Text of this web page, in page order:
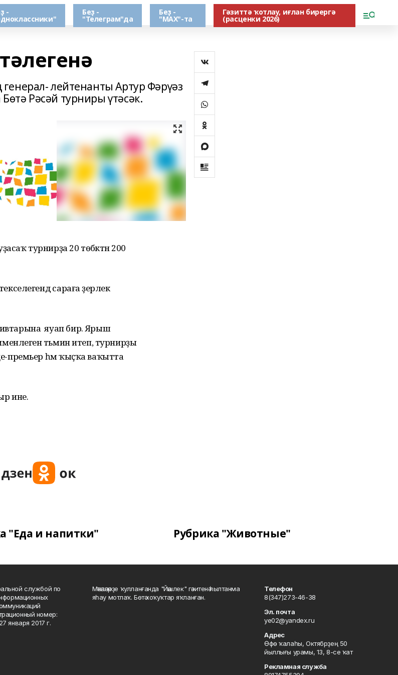
- Беҙ -
"Телеграм"да
Беҙ -
"МАХ"-та
Гәзиттә ҡотлау, иғлан бирергә
(расценки 2026)
лейтенанты Артур Фәрүәз
Рәсәй турниры үтәсәк.
турнирҙа 20 төбәктән 200
сараға әҙерлек
яуап бирә. Ярыш
именлеген тәьмин итеп, турнирҙы
премьер һәм ҡыҫҡа ваҡытта
ине.
"Еда и напитки" Рубрика "Животные"
службой по
номер:
января 2017 г.
Мәҡәләләрҙе ҡулланғанда "Йәшлек" гәзитенә һылтанма
яһау мотлаҡ. Бөтә хоҡуҡтар яҡланған.
Телефон
8(347)273-46-38
Эл. почта
ye02@yandex.ru
Адрес
Өфө ҡалаһы, Октябрҙең 50
йыллығы урамы, 13, 8-се ҡат
Рекламная служба